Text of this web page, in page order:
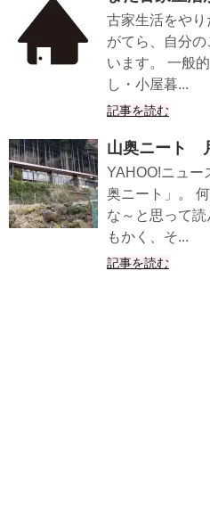
古家生活をや
がてら、自分
います。 一般
し・小屋暮...
記事を読む
山奥ニート
YAHOO!ニュー
奥ニート」。
な～と思って
もかく、そ...
記事を読む